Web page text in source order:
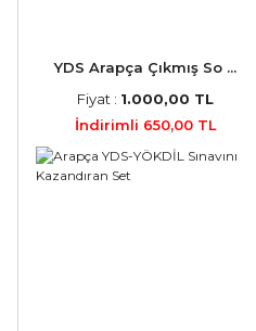
YDS Arapça Çıkmış So ...
Fiyat : 1.000,00 TL
İndirimli 650,00 TL